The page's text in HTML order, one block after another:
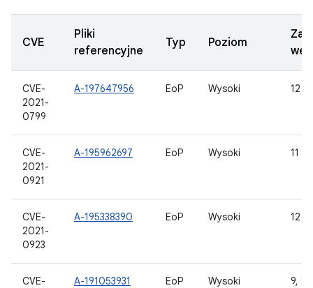
CVE
Pliki
referencyjne
Typ Poziom
CVE-
2021-
0799
A-197647956 EoP Wysoki 12
CVE-
2021-
0921
A-195962697 EoP Wysoki 11
CVE-
2021-
0923
A-195338390 EoP Wysoki 12
CVE-
A-191053931 EoP Wysoki 9,